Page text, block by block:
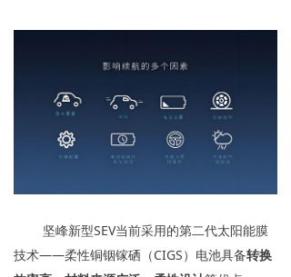
坚峰新型SEV当前采用的第二代太阳能膜
技术——柔性铜铟镓硒（CIGS）电池具备转换